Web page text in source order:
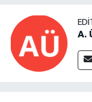
A.